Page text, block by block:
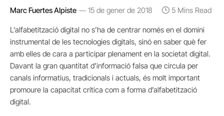
Marc Fuertes Alpiste 15 de gener de 2018 5 Mins Read
L’alfabetització digital no s’ha de centrar només en el domini
instrumental de les tecnologies digitals, sinó en saber què fer
amb elles de cara a participar plenament en la societat digital.
Davant la gran quantitat d’informació falsa que circula per
canals informatius, tradicionals i actuals, és molt important
promoure la capacitat crítica com a forma d’alfabetització
digital.